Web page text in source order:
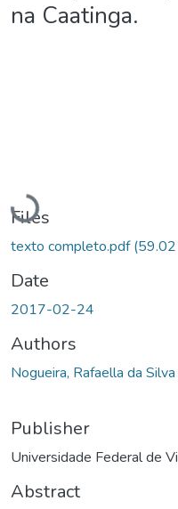
na Caatinga.
Loading...
Files
texto completo.pdf
Date
2017-02-24
Authors
Nogueira, Rafaella da Silva
Publisher
Universidade Federal de
Abstract